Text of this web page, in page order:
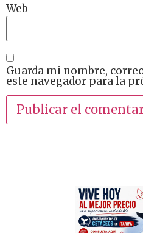
Web
Guarda mi nombre,
este navegador para la